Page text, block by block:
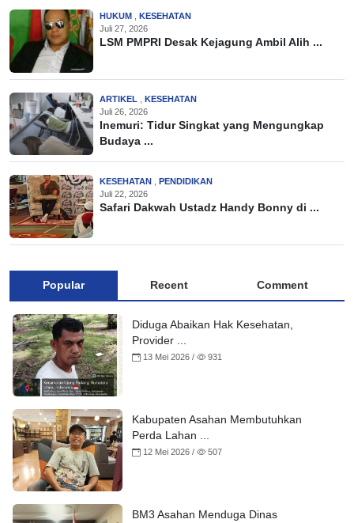
HUKUM
KESEHATAN
Juli 27, 2026
LSM PMPRI Desak Kejagung Ambil Alih ...
ARTIKEL
KESEHATAN
Juli 26, 2026
Inemuri: Tidur Singkat yang Mengungkap
Budaya ...
KESEHATAN
PENDIDIKAN
Juli 22, 2026
Safari Dakwah Ustadz Handy Bonny di ...
Popular Recent Comment
Diduga Abaikan Hak Kesehatan,
Provider ...
13 Mei 2026 / 931
Kabupaten Asahan Membutuhkan
Perda Lahan ...
12 Mei 2026 / 507
BM3 Asahan Menduga Dinas